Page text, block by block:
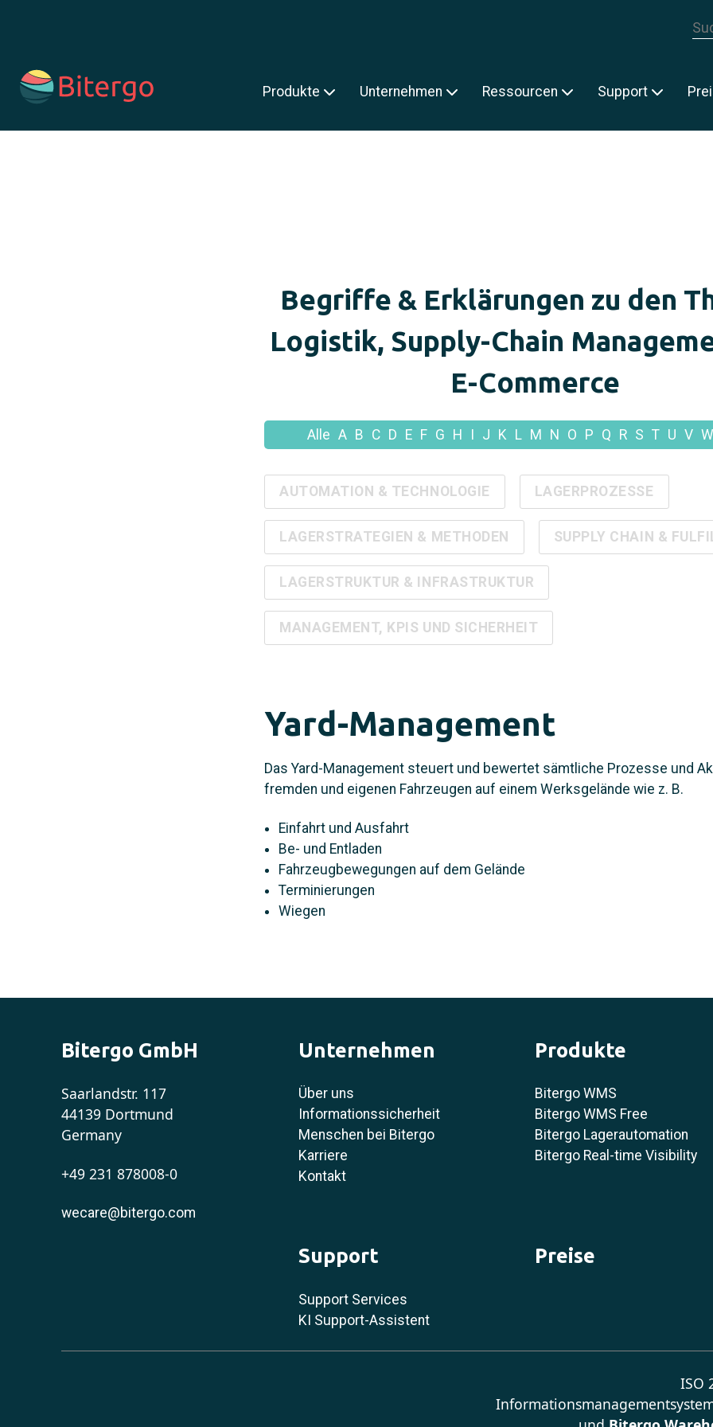
Produkte Unternehmen Ressourcen Support
ist ein Suchfeld mit einer automatischen Vorschlagsfunktion.
Begriffe & Erklärungen zu den
Logistik, Supply-Chain
E-Commerce
Alle A B C D E F G H J K L M N O P Q R S T U V W
AUTOMATION & TECHNOLOGIE LAGERPROZESSE
LAGERSTRATEGIEN & METHODEN SUPPLY CHAIN &
LAGERSTRUKTUR & INFRASTRUKTUR
MANAGEMENT, KPIS UND SICHERHEIT
Yard-Management
Das Yard-Management steuert und bewertet sämtliche Prozesse und
fremden und eigenen Fahrzeugen auf einem Werksgelände wie z. B.
Einfahrt und Ausfahrt
Be- und Entladen
Fahrzeugbewegungen auf dem Gelände
Terminierungen
Wiegen
Bitergo GmbH
Saarlandstr. 117
44139 Dortmund
Germany
+49 231 878008-0
wecare@bitergo.com
Unternehmen
Über uns
Informationssicherheit
Menschen bei Bitergo
Karriere
Kontakt
Produkte
Bitergo WMS
Bitergo WMS Free
Bitergo Lagerautomation
Bitergo Real-time Visibility
Support
Support Services
KI Support-Assistent
Preise
ISO